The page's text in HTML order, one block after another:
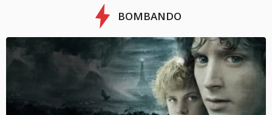
BOMBANDO